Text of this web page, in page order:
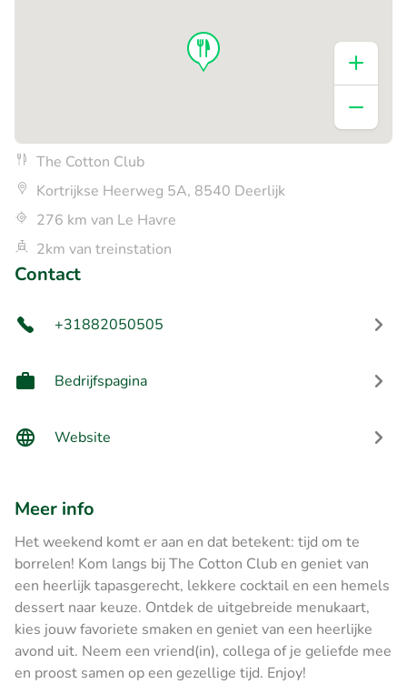
The Cotton Club
Kortrijkse Heerweg 5A, 8540 Deerlijk
276 km van Le Havre
2km van treinstation
Contact
+31882050505
Bedrijfspagina
Website
Meer info
Het weekend komt er aan en dat betekent: tijd om te
borrelen! Kom langs bij The Cotton Club en geniet van
een heerlijk tapasgerecht, lekkere cocktail en een hemels
dessert naar keuze. Ontdek de uitgebreide menukaart,
kies jouw favoriete smaken en geniet van een heerlijke
avond uit. Neem een vriend(in), collega of je geliefde mee
en proost samen op een gezellige tijd. Enjoy!